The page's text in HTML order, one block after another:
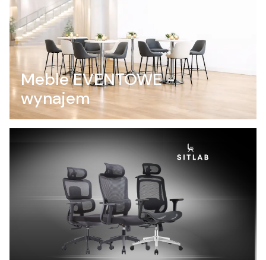
Meble EVENTOWE -
wynajem